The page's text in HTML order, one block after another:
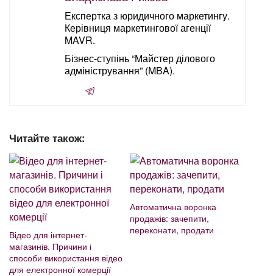
Експертка з юридичного маркетингу.
Керівниця маркетингової агенції
MAVR.
Бізнес-ступінь “Майстер ділового
адміністрування” (MBA).
Читайте також:
Відео для інтернет-
магазинів. Причини і
способи використання відео
для електронної комерції
Автоматична воронка
продажів: зачепити,
переконати, продати